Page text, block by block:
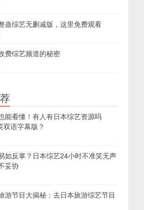
蛊综艺无删减版，这里免费观看
费综艺频道的秘密
能看懂！有人有日本综艺资源吗
双语字幕版？
如反掌？日本综艺24小时不准笑无声
妥协
游节目大揭秘：去日本旅游综艺节目